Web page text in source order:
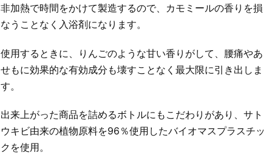
非加熱で時間をかけて製造するので、カモミールの香りを損
なうことなく入浴剤になります。
使用するときに、りんごのような甘い香りがして、腰痛やあ
せもに効果的な有効成分も壊すことなく最大限に引き出しま
す。
出来上がった商品を詰めるボトルにもこだわりがあり、サト
ウキビ由来の植物原料を96％使用したバイオマスプラスチッ
クを使用。